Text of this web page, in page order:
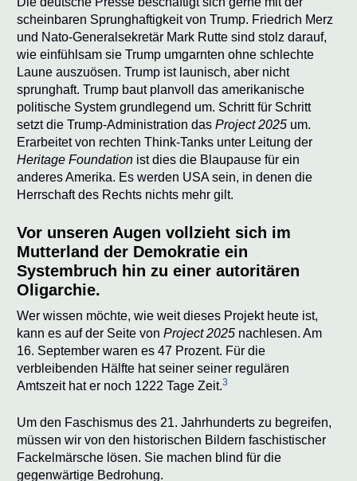
scheinbaren Sprunghaftigkeit von Trump. Friedrich Merz
und Nato-Generalsekretär Mark Rutte sind stolz darauf,
wie einfühlsam sie Trump umgarnten ohne schlechte
Laune auszuösen. Trump ist launisch, aber nicht
sprunghaft. Trump baut planvoll das amerikanische
politische System grundlegend um. Schritt für Schritt
setzt die Trump-Administration dasProject 2025 um.
Erarbeitet von rechten Think-Tanks unter Leitung der
Heritage Foundation ist dies die Blaupause für ein
anderes Amerika. Es werden USA sein, in denen die
Herrschaft des Rechts nichts mehr gilt.
Vor unseren Augen vollzieht sich im
Mutterland der Demokratie ein
Systembruch hin zu einer autoritären
Oligarchie.
Wer wissen möchte, wie weit dieses Projekt heute ist,
kann es auf der Seite vonProject 2025 nachlesen. Am
16. September waren es 47 Prozent. Für die
verbleibenden Hälfte hat seiner seiner regulären
Amtszeit hat er noch 1222 Tage Zeit.3
Um den Faschismus des 21. Jahrhunderts zu begreifen,
müssen wir von den historischen Bildern faschistischer
Fackelmärsche lösen. Sie machen blind für die
gegenwärtige Bedrohung.